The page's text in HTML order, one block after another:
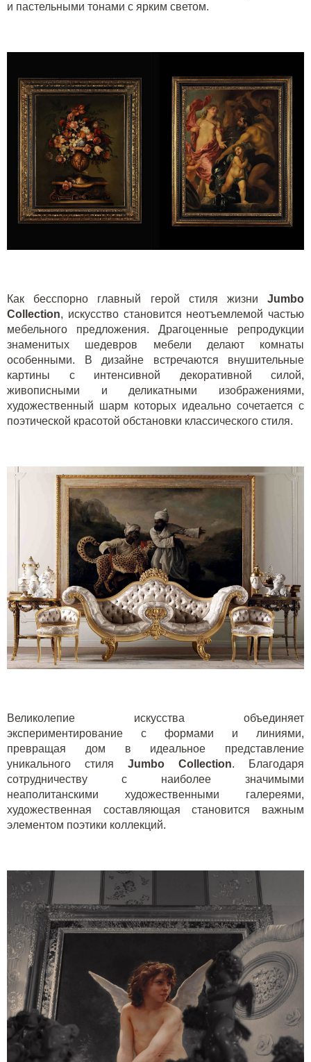
и пастельными тонами с ярким светом.
Как бесспорно главный герой стиля жизни Jumbo
Collection, искусство становится неотъемлемой частью
мебельного предложения. Драгоценные репродукции
знаменитых шедевров мебели делают комнаты
особенными. В дизайне встречаются внушительные
картины с интенсивной декоративной силой,
живописными и деликатными изображениями,
художественный шарм которых идеально сочетается с
поэтической красотой обстановки классического стиля.
Великолепие искусства объединяет
экспериментирование с формами и линиями,
превращая дом в идеальное представление
уникального стиля Jumbo Collection. Благодаря
сотрудничеству с наиболее значимыми
неаполитанскими художественными галереями,
художественная составляющая становится важным
элементом поэтики коллекций.